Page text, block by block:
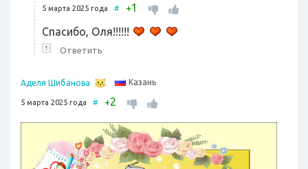
5 марта 2025 года # +1
Спасибо, Оля!!!!!!
↑ Ответить
Аделя Шибанова Казань
5 марта 2025 года # +2